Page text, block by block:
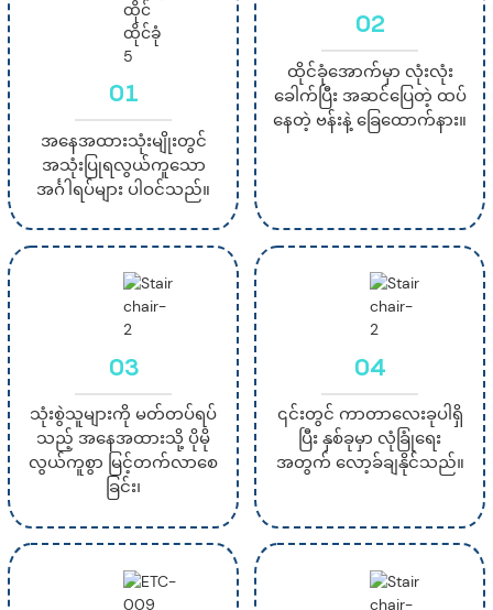
01
အနေအထားသုံးမျိုးတွင်
အသုံးပြုရလွယ်ကူသော
အင်္ဂါရပ်များ ပါဝင်သည်။
02
ထိုင်ခုံအောက်မှာ လုံးလုံး
ခေါက်ပြီး အဆင်ပြေတဲ့ ထပ်
နေတဲ့ ဗန်းနဲ့ ခြေထောက်နား။
03
သုံးစွဲသူများကို မတ်တပ်ရပ်
သည့် အနေအထားသို့ ပိုမို
လွယ်ကူစွာ မြင့်တက်လာစေ
ခြင်း၊
04
၎င်းတွင် ကာတာလေးခုပါရှိ
ပြီး နှစ်ခုမှာ လုံခြုံရေး
အတွက် လော့ခ်ချနိုင်သည်။